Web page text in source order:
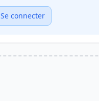
Se connecter